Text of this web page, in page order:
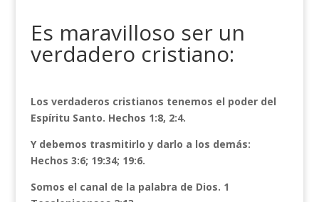
Es maravilloso ser un
verdadero cristiano:
Los verdaderos cristianos tenemos el poder del
Espíritu Santo. Hechos 1:8, 2:4.
Y debemos trasmitirlo y darlo a los demás:
Hechos 3:6; 19:34; 19:6.
Somos el canal de la palabra de Dios. 1